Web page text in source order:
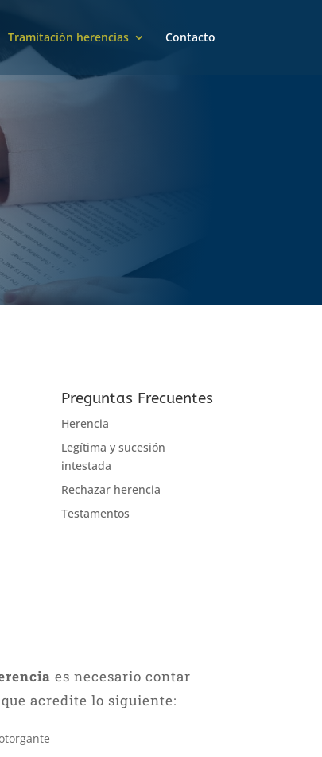
Tramitación herencias Contacto
Preguntas Frecuentes
Herencia
Legítima y sucesión
intestada
Rechazar herencia
Testamentos
es necesario contar
acredite lo siguiente: